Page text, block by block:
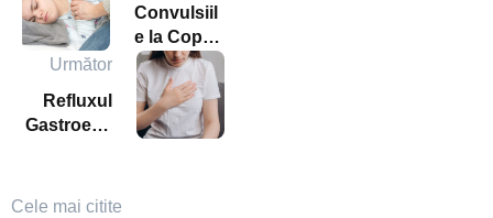
Convulsiil
e la Copii
– Cum Să
Recunoaș
tem și Să
Reacționă
Următor
Refluxul
Gastroeso
Ar Trebui
Cele mai citite